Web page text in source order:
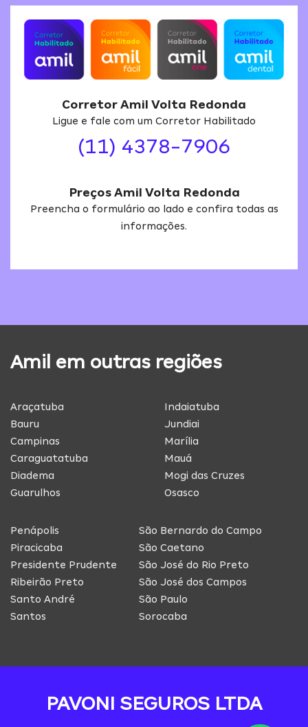
Corretor Amil Volta Redonda
Ligue e fale com um Corretor Habilitado
(11) 4378-7906
Preços Amil Volta Redonda
Preencha o formulário ao lado e confira todas as
informações.
Amil em outras regiões
Araçatuba
Bauru
Campinas
Caraguatatuba
Diadema
Guarulhos
Indaiatuba
Jundiai
Marília
Mauá
Mogi das Cruzes
Osasco
Penápolis
Piracicaba
Presidente Prudente
Ribeirão Preto
Santo André
Santos
São Bernardo do Campo
São Caetano
São José do Rio Preto
São José dos Campos
São Paulo
Sorocaba
PAVONI SEGUROS LTDA